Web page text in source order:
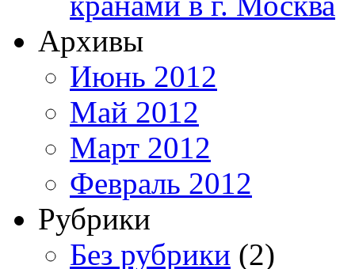
Архивы
Июнь 2012
Май 2012
Март 2012
Февраль 2012
Рубрики
Без рубрики (2)